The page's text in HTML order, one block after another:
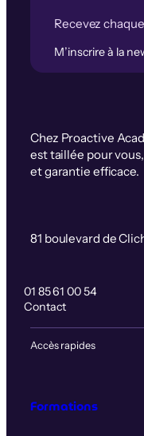
Recevez
M’inscrire à la
Chez Proactive
est taillée pour
et garantie efficace.
81 boulevard de
01 85 61 00 54
Contact
Accès rapides
Formations